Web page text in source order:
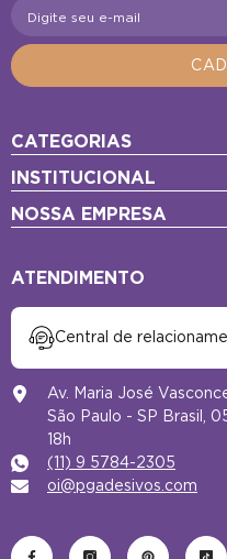
CATEGORIAS
INSTITUCIONAL
NOSSA EMPRESA
ATENDIMENTO
Central de
Av. Maria José
São Paulo - SP Brasil,
18h
(11) 9 5784-2305
oi@pgadesivos.com